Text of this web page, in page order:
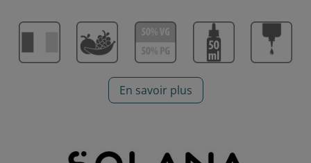
En savoir plus